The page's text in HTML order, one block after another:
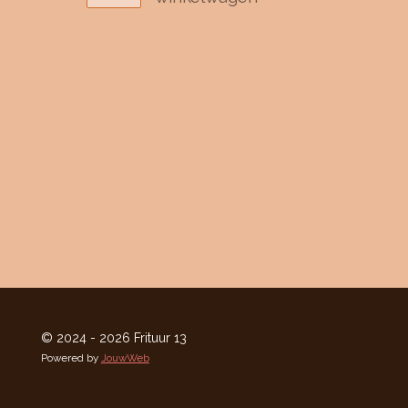
© 2024 - 2026 Frituur 13
Powered by JouwWeb